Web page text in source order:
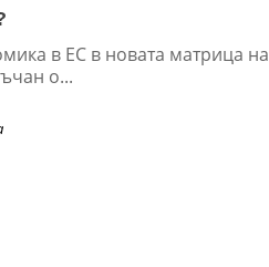
в ЕС в новата матрица на
о...